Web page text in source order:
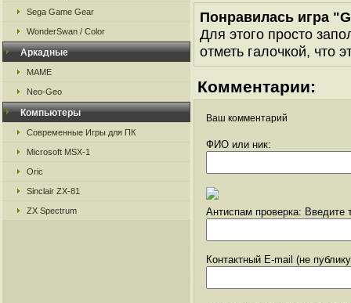
Sega Game Gear
WonderSwan / Color
Аркадные
MAME
Neo-Geo
Компьютеры
Современные Игры для ПК
Microsoft MSX-1
Oric
Sinclair ZX-81
ZX Spectrum
Понравилась игра
Для этого просто
отметь галочкой, что
Комментарии:
Ваш комментарий
ФИО или ник:
Антиспам проверка: Введите
Контактный E-mail (не